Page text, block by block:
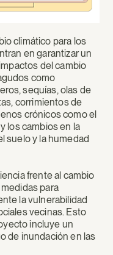
climático para los
en garantizar un
del cambio
como
sequías, olas de
corrimientos de
crónicos como el
los cambios en la
suelo y la humedad
frente al cambio
para
la vulnerabilidad
vecinas. Esto
incluye un
de inundación en las